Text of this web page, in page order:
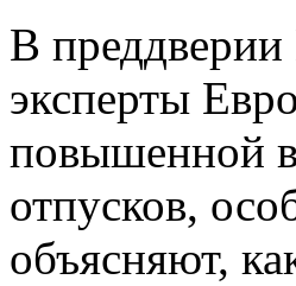
В
эксперты
повышенной
отпусков,
объясняют,